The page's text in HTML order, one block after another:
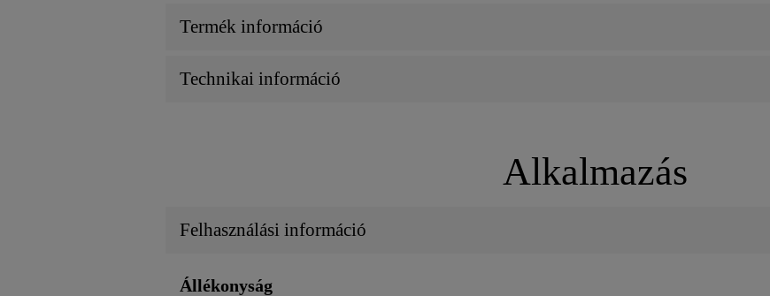
Termék információ
Technikai információ
Alkalmazás
Felhasználási információ
Állékonyság